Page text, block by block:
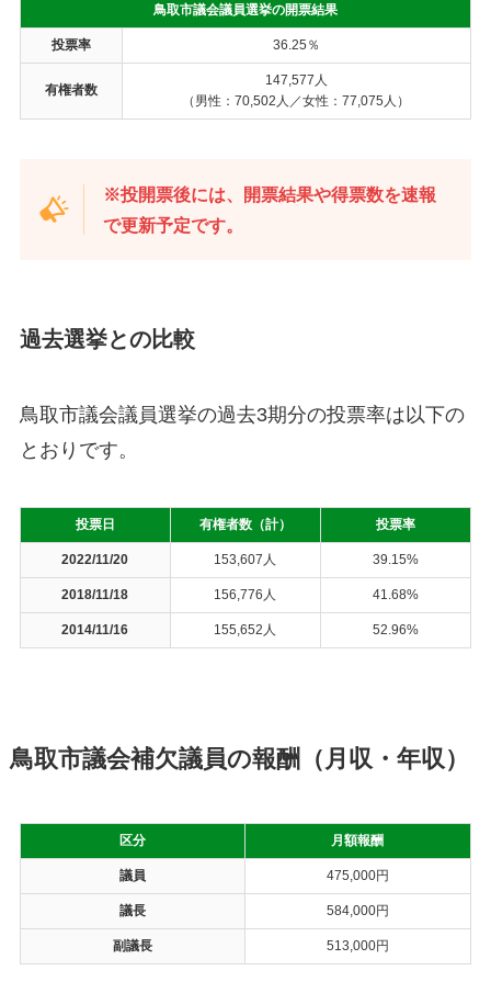
鳥取市議会議員選挙の開票結果
投票率 36.25％
有権者数
147,577人
（男性：70,502人／女性：77,075人）
※投開票後には、開票結果や得票数を速報
で更新予定です。
過去選挙との比較
鳥取市議会議員選挙の過去3期分の投票率は以下の
とおりです。
投票日 有権者数（計） 投票率
2022/11/20 153,607人 39.15%
2018/11/18 156,776人 41.68%
2014/11/16 155,652人 52.96%
鳥取市議会補欠議員の報酬（月収・年収）
区分 月額報酬
議員 475,000円
議長 584,000円
副議長 513,000円